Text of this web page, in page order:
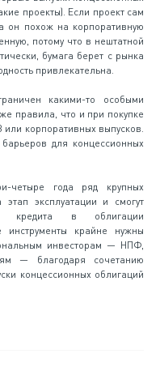
проекты). Если проект сам
он похож на корпоративную
потому что в нештатной
бумага берет с рынка
привлекательна.
какими-то особыми
правила, что и при покупке
корпоративных выпусков.
для концессионных
четыре года ряд крупных
этап эксплуатации и смогут
кредита в облигации
инструменты крайне нужны
инвесторам — НПФ,
— благодаря сочетанию
концессионных облигаций